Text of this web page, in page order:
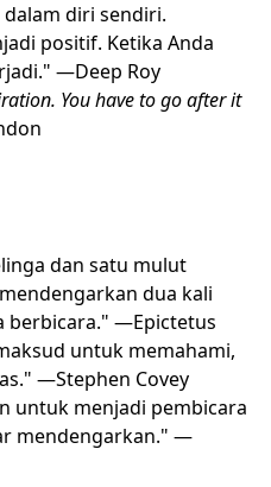
diri sendiri.
positif. Ketika Anda
—Deep Roy
You have to go after it
dan satu mulut
dua kali
berbicara." —Epictetus
untuk memahami,
—Stephen Covey
untuk menjadi pembicara
mendengarkan." —